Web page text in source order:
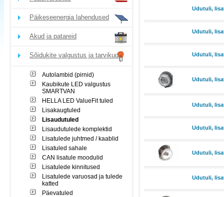
Päikeseenergia lahendused
Akud ja patareid
Sõidukite valgustus ja tarvikud
Autolambid (pirnid)
Kaubikute LED valgustus
SMARTVAN
HELLA LED ValueFit tuled
Lisakaugtuled
Lisaudutuled
Lisaudutulede komplektid
Lisatulede juhtmed / kaablid
Lisatuled sahale
CAN lisatule moodulid
Lisatulede kinnitused
Lisatulede varuosad ja tulede
katted
Päevatuled
Udutuli,
Udutuli,
Udutuli,
Udutuli,
Udutuli,
Udutuli,
Udutuli,
Udutuli,